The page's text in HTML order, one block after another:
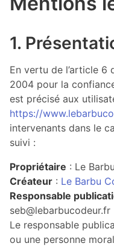
1.
En vertu de l’article 6
2004 pour la
est précisé aux
https://
intervenants dans le
suivi :
Propriétaire : Le
Créateur : Le Barbu
Responsable
seb@lebarbucodeur.fr
Le responsable
ou une personne